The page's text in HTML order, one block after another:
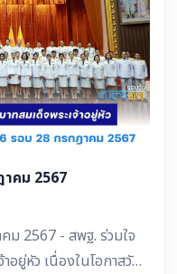
คม 2567
ม 2567 - สพฐ. ร่วมใจ
อยู่หัว เนื่องในโอกาสวัน